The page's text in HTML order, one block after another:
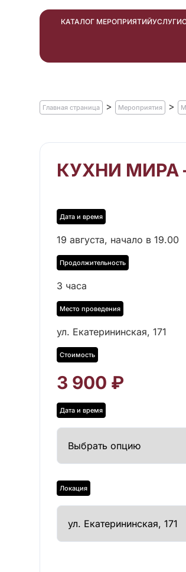
КАТАЛОГ МЕРОПРИЯТИЙУСЛУГИ
Главная страница > Мероприятия >
КУХНИ МИРА
19 августа, начало в 19.00
3 часа
ул. Екатерининская, 171
3 900 ₽
Дата и время
Локация